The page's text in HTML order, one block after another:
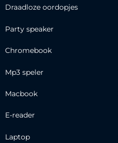
Draadloze oordopjes
Party speaker
Chromebook
Mp3 speler
Macbook
E-reader
Laptop